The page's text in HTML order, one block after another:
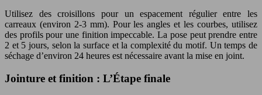
Utilisez des croisillons pour un espacement régulier entre les
carreaux (environ 2-3 mm). Pour les angles et les courbes, utilisez
des profils pour une finition impeccable. La pose peut prendre entre
2 et 5 jours, selon la surface et la complexité du motif. Un temps de
séchage d’environ 24 heures est nécessaire avant la mise en joint.
Jointure et finition : L’Étape finale